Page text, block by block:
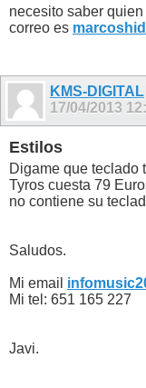
necesito saber
correo es
KMS-DIGITAL
17/04/2013
Estilos
Digame que teclado
Tyros cuesta 79
no contiene su
Saludos.
Mi email
Mi tel: 651 165 227
Javi.